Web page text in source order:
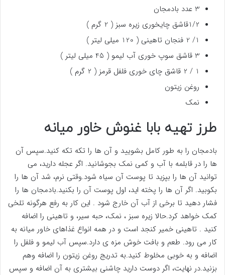
3 عدد بادمجان
1/2قاشق چایخوری زیره سبز ( 2 گرم )
1/ 2 فنجان تاهینی ( 120 میلی لیتر )
3 قاشق سوپ خوری آب لیمو ( 45 میلی لیتر )
1 / 2 قاشق چای خوری فلفل قرمز ( 2 گرم )
روغن زیتون
نمک
طرز تهیه بابا غنوش خاور میانه
بادمجان را به طور کامل بشویید و آن ها را تکه تکه کنید.سپس آن
ها را در قابلمه با آب و کمی نمک بجوشانید. اگر عجله دارید، می
توانید آن ها را بپزید تا پوست آن سیاه شود.وقتی نرم، شد آن ها را
بکوبید. اگر آن ها را پخته اید، اول پوست آن را بکنید.بادمجان ها را
فشار دهید تا برخی از آب آن خارج شود . این کار به رفع هرگونه تلخی
کمک خواهد کرد.حالا زیره سبز ، نمک، حبه سیر، و تاهینی را اضافه
کنید . تاهینی خمیر کنجد است و در همه انواع غذاهای خاور میانه به
کار می رود. طعم و بافت خوش مزه ی دارد.سپس آب لیمو و فلفل را
اضافه و به خوبی مخلوط کنید.به تدریج روغن زیتون را اضافه وهم
بزنید.در نهایت، اگر دوست دارید چاشنی بیشتری به آن اضافه و سپس